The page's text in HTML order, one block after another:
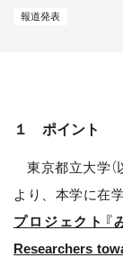
報道発表
１ ポイント
東京都立大学（
より、本学に在
プロジェクト『
Researchers